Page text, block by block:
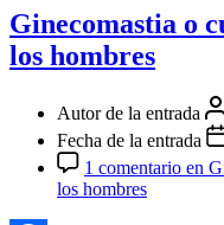
Ginecomastia o
los hombres
Autor de la entrada
Fecha de la entrada
1 comentario en
los hombres